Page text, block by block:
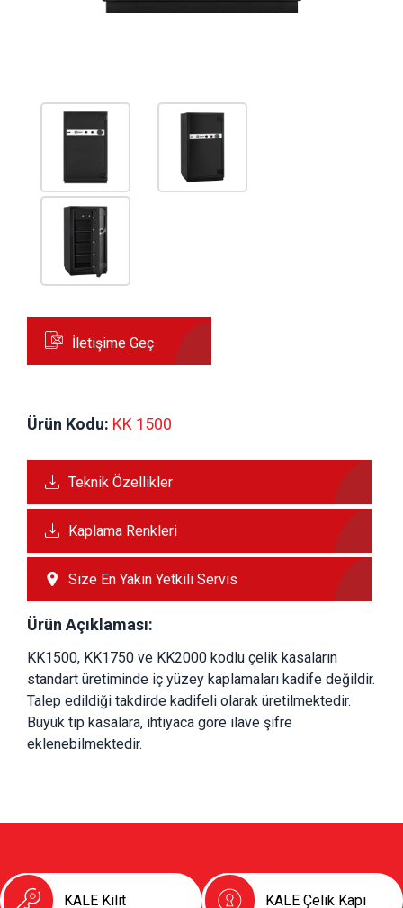
İletişime Geç
Ürün Kodu: KK 1500
Teknik Özellikler
Kaplama Renkleri
Size En Yakın Yetkili Servis
Ürün Açıklaması:
KK1500, KK1750 ve KK2000 kodlu çelik kasaların
standart üretiminde iç yüzey kaplamaları kadife değildir.
Talep edildiği takdirde kadifeli olarak üretilmektedir.
Büyük tip kasalara, ihtiyaca göre ilave şifre
eklenebilmektedir.
KALE Kilit KALE Çelik Kapı